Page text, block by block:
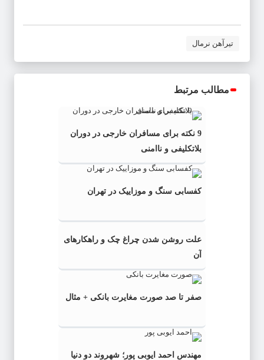
تیرآهن نرمال
مطالب مرتبط
9 نکته برای مسافران خارجی در دوران
بلاتکلیفی و ناامنی
کفسابی سنگ و موزاییک در تهران
علت روشن شدن چراغ چک و راهکارهای
آن
صفر تا صد صورت مغایرت بانکی + مثال
مهندس احمد ایوبی ‌پور؛ شهروند دو دنیا